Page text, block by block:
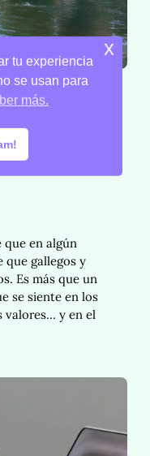
primos
el amor a
que en algún
que gallegos y
Es más que un
se siente en los
valores… y en el
tu experiencia
se usan para
más.
x